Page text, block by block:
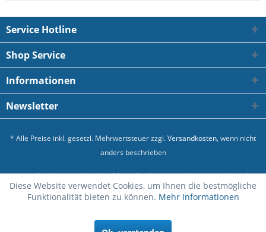
Service Hotline
Shop Service
Informationen
Newsletter
* Alle Preise inkl. gesetzl. Mehrwertsteuer zzgl.Versandkosten, wenn nicht
anders beschrieben
Kontakt Versand und Zahlungsbedingungen
Datenschutz
Allgemeine Geschäftsbedingungen
Impressum
Diese Website verwendet Cookies, um Ihnen die bestmögliche
Funktionalität bieten zu können. Mehr Informationen